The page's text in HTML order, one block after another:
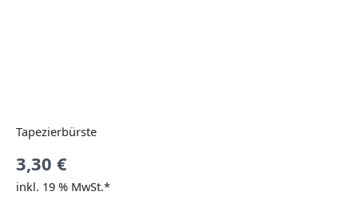
Tapezierbürste
3,30 €
inkl. 19 % MwSt.*